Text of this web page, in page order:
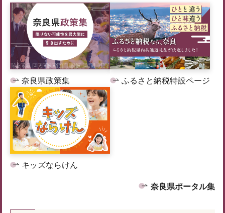
奈良県政策集 ふるさと納税特設ページ
キッズならけん
奈良県ポータル集